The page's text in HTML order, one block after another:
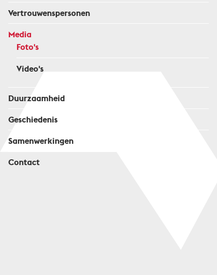
Vertrouwenspersonen
Media
Foto's
Video's
Duurzaamheid
Geschiedenis
Samenwerkingen
Contact